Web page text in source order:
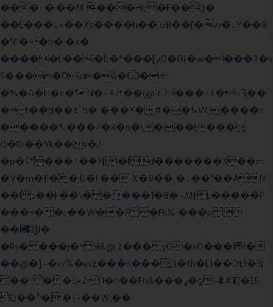
���=�i��M ���Ho�F��;}�
��L���U»��Xs����h��,u:R��[�w�=Y��8|
�'Y'��b�:�x�
�����L��i�b�*���[yO�G(�w����2�k
S���m�Oka<�ǻ�Ѿ�m!
�%�A�H�c�"N�~4/f��(@ʿr`���+T�5Ԇ��
�<t��g��a`q� ���Y� #��5iW[����n
�����'!L���Z�R�n�\�:��j���
Q�D:��Yk��s�/
�p�ʕ*���T�ؘ�2[I�ld�������3��m
�V�m�{I��jU�F��˭X�8��,�T��"��A{Y
��ls��F��\�����1�8�~M}L�����P
���<��:;��W��F�Fk%ʴ���p
��׫R]J�
�Rs����j�^H&@;2���yG�sO���ѬI�
��@�]~�w%�ஸz���n���,3�th�L1��Dt3�3(-
��':��L=2r.I�n��Fn&���ߩ�g~�˴K�]�35
Q��ׯ�|�{~��W:��